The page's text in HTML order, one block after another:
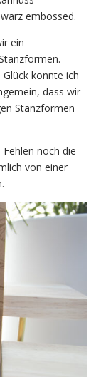
embossed.
ein
konnte ich
dass wir
Stanzformen
noch die
von einer